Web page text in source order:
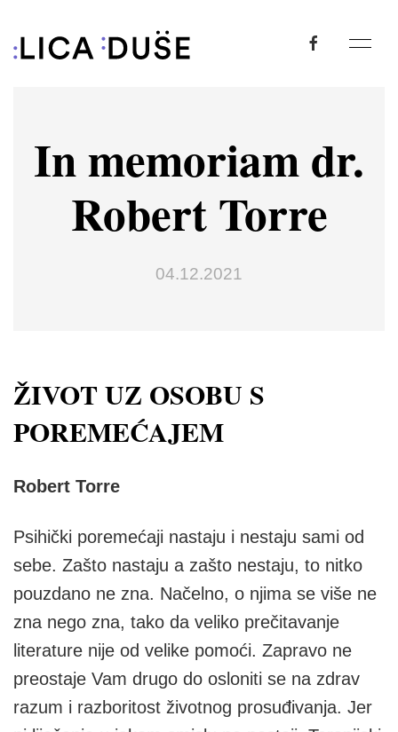
In memoriam dr.
Robert Torre
04.12.2021
ŽIVOT UZ OSOBU S
POREMEĆAJEM
Robert Torre
Psihički poremećaji nastaju i nestaju sami od
sebe. Zašto nastaju a zašto nestaju, to nitko
pouzdano ne zna. Načelno, o njima se više ne
zna nego zna, tako da veliko prečitavanje
literature nije od velike pomoći. Zapravo ne
preostaje Vam drugo do osloniti se na zdrav
razum i razboritost životnog prosuđivanja. Jer